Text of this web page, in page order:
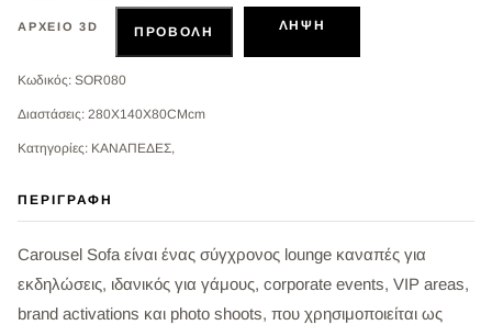
ΑΡΧΕΊΟ 3D ΠΡΟΒΟΛΉ ΛΉΨΗ
Κωδικός: SOR080
Διαστάσεις: 280Χ140Χ80CMcm
Κατηγορίες: ΚΑΝΑΠΕΔΕΣ,
ΠΕΡΙΓΡΑΦΉ
Carousel Sofa είναι ένας σύγχρονος lounge καναπές για
εκδηλώσεις, ιδανικός για γάμους, corporate events, VIP areas,
brand activations και photo shoots, που χρησιμοποιείται ως